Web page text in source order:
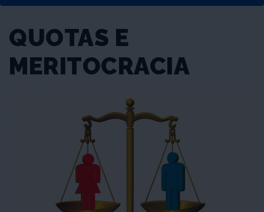
QUOTAS E
MERITOCRACIA